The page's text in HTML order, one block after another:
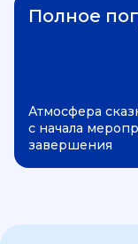
Полное
Атмосфера
с начала
завершения